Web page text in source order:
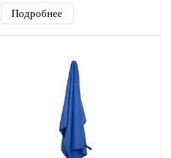
Подробнее